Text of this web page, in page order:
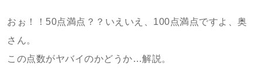
おぉ！！50点満点？？いえいえ、100点満点ですよ、奥
さん。
この点数がヤバイのかどうか…解説。